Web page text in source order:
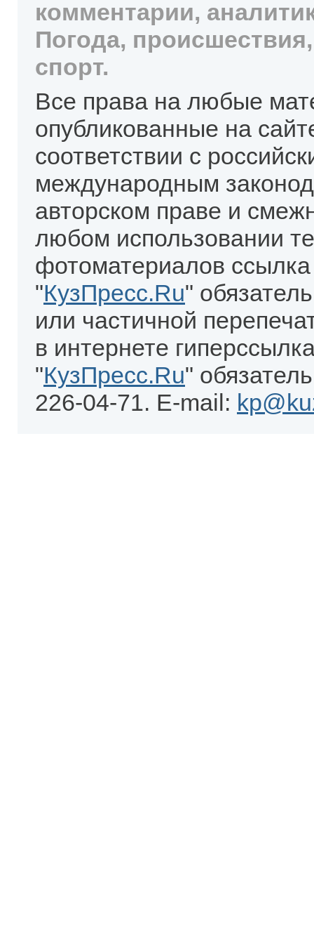
комментарии,
Погода,
спорт.
Все права на любые
опубликованные на
соответствии с
международным
авторском праве и
любом использовании
фотоматериалов
"КузПресс.Ru"
или частичной
в интернете
"КузПресс.Ru"
226-04-71. E-mail: